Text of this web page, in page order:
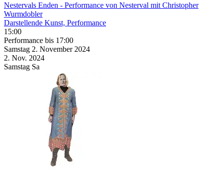
Nestervals Enden - Performance von Nesterval mit Christopher
Wurmdobler
Darstellende Kunst, Performance
15:00
Performance bis 17:00
Samstag 2. November 2024
2. Nov. 2024
Samstag Sa